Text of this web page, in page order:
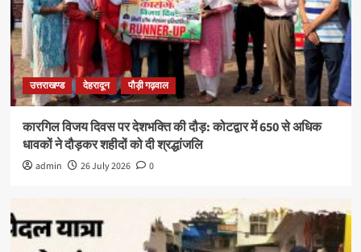
उत्तराखण्ड देहरादून पौड़ी गढ़वाल
कारगिल विजय दिवस पर देशभक्ति की दौड़: कोटद्वार में 650 से अधिक
धावकों ने दौड़कर शहीदों को दी श्रद्धांजलि
admin 26 July 2026 0